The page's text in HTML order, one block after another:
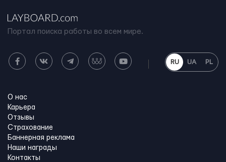
Портал поиска работы во всем мире.
RU UA PL
О нас
Карьера
Отзывы
Страхование
Баннерная реклама
Наши награды
Контакты